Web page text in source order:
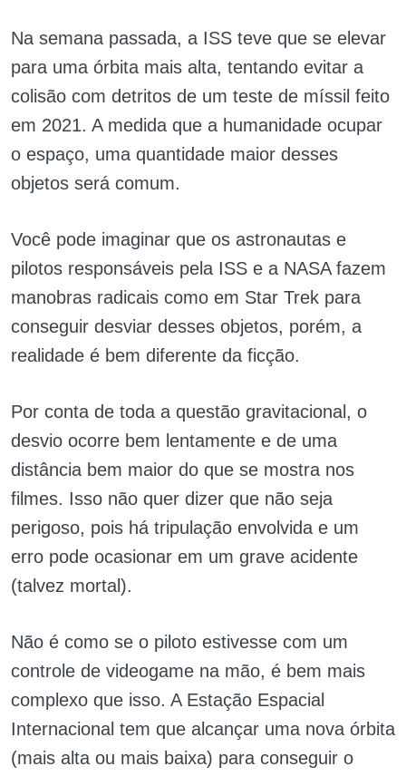
Na semana passada, a ISS teve que se elevar
para uma órbita mais alta, tentando evitar a
colisão com detritos de um teste de míssil feito
em 2021. A medida que a humanidade ocupar
o espaço, uma quantidade maior desses
objetos será comum.
Você pode imaginar que os astronautas e
pilotos responsáveis pela ISS e a NASA fazem
manobras radicais como em Star Trek para
conseguir desviar desses objetos, porém, a
realidade é bem diferente da ficção.
Por conta de toda a questão gravitacional, o
desvio ocorre bem lentamente e de uma
distância bem maior do que se mostra nos
filmes. Isso não quer dizer que não seja
perigoso, pois há tripulação envolvida e um
erro pode ocasionar em um grave acidente
(talvez mortal).
Não é como se o piloto estivesse com um
controle de videogame na mão, é bem mais
complexo que isso. A Estação Espacial
Internacional tem que alcançar uma nova órbita
(mais alta ou mais baixa) para conseguir o